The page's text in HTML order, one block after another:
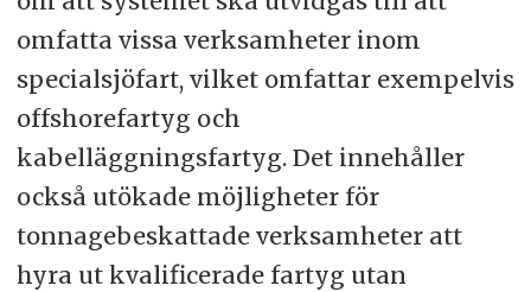
omfatta vissa verksamheter inom
specialsjöfart, vilket omfattar exempelvis
offshorefartyg och
kabelläggningsfartyg. Det innehåller
också utökade möjligheter för
tonnagebeskattade verksamheter att
hyra ut kvalificerade fartyg utan